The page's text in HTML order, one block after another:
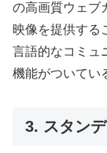
の高画質ウェブ
映像を提供する
言語的なコミュ
機能がついてい
3. スタン